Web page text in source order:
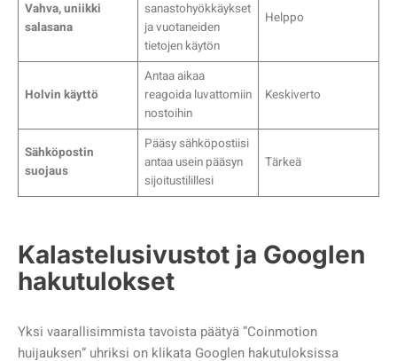
Vahva, uniikki
salasana
sanastohyökkäykset
ja vuotaneiden
tietojen käytön
Helppo
Holvin käyttö
Antaa aikaa
reagoida luvattomiin
nostoihin
Keskiverto
Sähköpostin
suojaus
Pääsy sähköpostiisi
antaa usein pääsyn
sijoitustilillesi
Tärkeä
Kalastelusivustot ja Googlen
hakutulokset
Yksi vaarallisimmista tavoista päätyä ”Coinmotion
huijauksen” uhriksi on klikata Googlen hakutuloksissa